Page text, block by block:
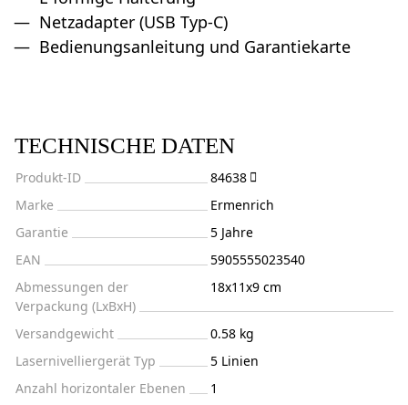
Netzadapter (USB Typ-C)
Bedienungsanleitung und Garantiekarte
TECHNISCHE DATEN
Produkt-ID
84638
Marke
Ermenrich
Garantie
5 Jahre
EAN
5905555023540
Abmessungen der
Verpackung (LxBxH)
18x11x9 cm
Versandgewicht
0.58 kg
Lasernivelliergerät Typ
5 Linien
Anzahl horizontaler Ebenen
1